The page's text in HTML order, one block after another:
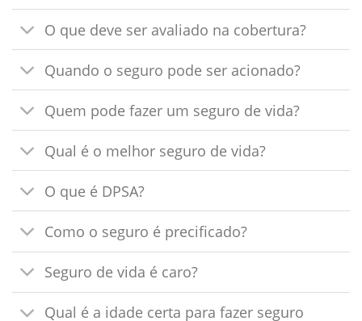
O que deve ser avaliado na cobertura?
Quando o seguro pode ser acionado?
Quem pode fazer um seguro de vida?
Qual é o melhor seguro de vida?
O que é DPSA?
Como o seguro é precificado?
Seguro de vida é caro?
Qual é a idade certa para fazer seguro